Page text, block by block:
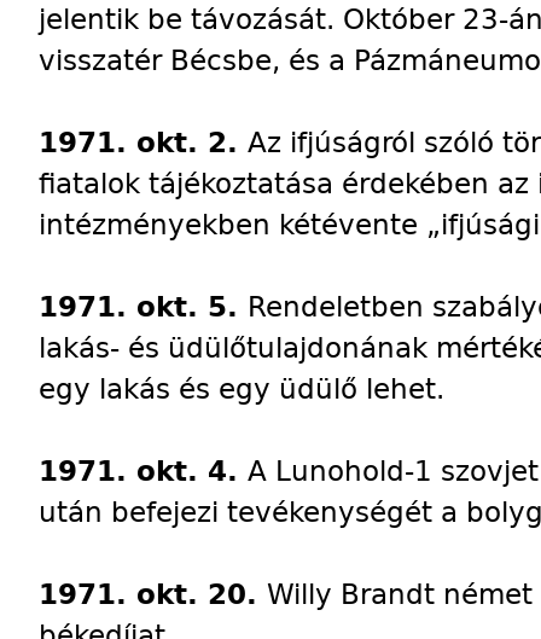
jelentik be távozását. Október 23-
visszatér Bécsbe, és a
1971. okt. 2. Az ifjúságról szóló
fiatalok tájékoztatása érdekében
intézményekben kétévente
1971. okt. 5. Rendeletben
lakás- és üdülőtulajdonának
egy lakás és egy üdülő lehet.
1971. okt. 4. A Lunohold-1
után befejezi tevékenységét a
1971. okt. 20. Willy Brandt